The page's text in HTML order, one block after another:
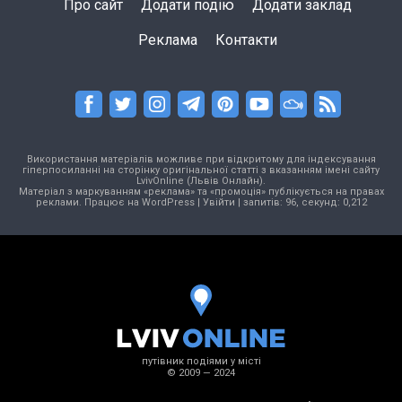
Про сайт Додати подію Додати заклад
Реклама Контакти
Використання матеріалів можливе при відкритому для індексування
гіперпосиланні на сторінку оригінальної статті з вказанням імені сайту
LvivOnline (Львів Онлайн).
Матеріал з маркуванням «реклама» та «промоція» публікується на правах
реклами. Працює на WordPress| Увійти | запитів: 96, секунд: 0,212
путівник подіями у місті
© 2009 — 2024